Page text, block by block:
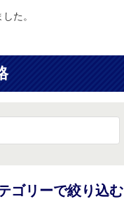
た。
ゴリーで絞り込む